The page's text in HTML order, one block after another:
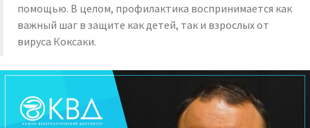
помощью. В целом, профилактика воспринимается как
важный шаг в защите как детей, так и взрослых от
вируса Коксаки.